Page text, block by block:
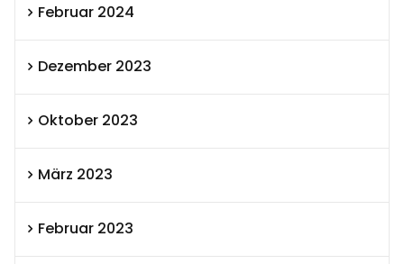
Februar 2024
Dezember 2023
Oktober 2023
März 2023
Februar 2023